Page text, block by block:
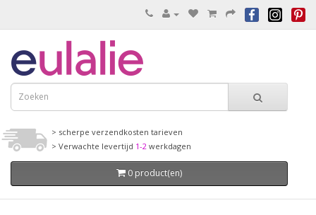
> scherpe verzendkosten tarieven
> Verwachte levertijd 1-2 werkdagen
0 product(en)